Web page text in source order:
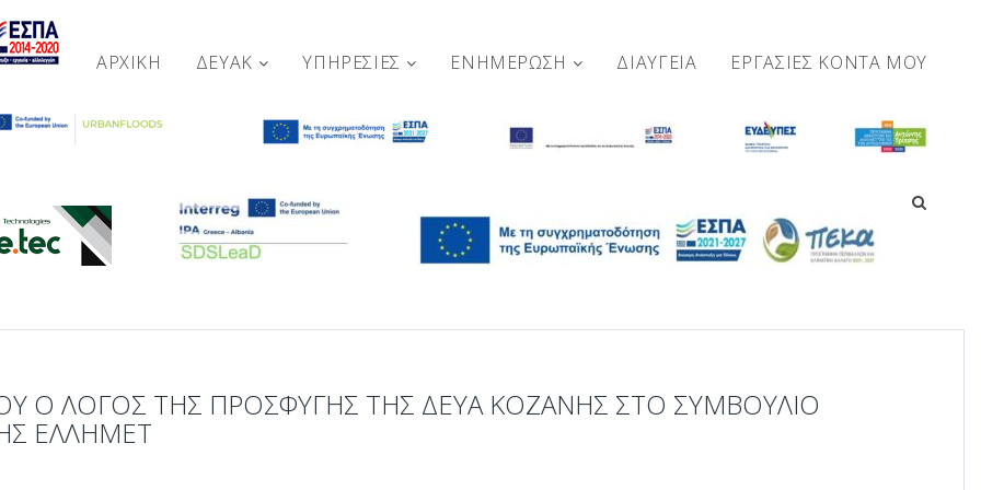
ΑΡΧΙΚΉ ΔΕΥΑΚ ΥΠΗΡΕΣΙΕΣ ΕΝΗΜΕΡΩΣΗ ΔΙΑΥΓΕΙΑ ΕΡΓΑΣΊΕΣ ΚΟΝΤΆ ΜΟΥ
Ο ΛΌΓΟΣ ΤΗΣ ΠΡΟΣΦΥΓΉΣ ΤΗΣ ΔΕΥΑ ΚΟΖΆΝΗΣ ΣΤΟ ΣΥΜΒΟΎΛΙΟ
ΕΛΛΗΜΕΤ